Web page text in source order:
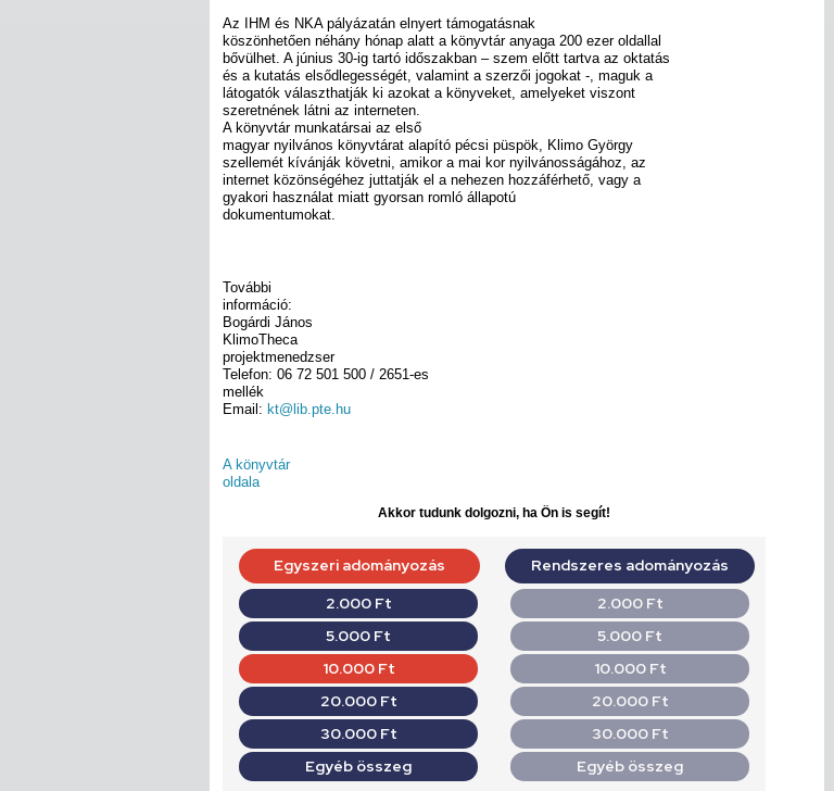
Az IHM és NKA pályázatán elnyert támogatásnak
köszönhetően néhány hónap alatt a könyvtár anyaga 200 ezer oldallal
bővülhet. A június 30-ig tartó időszakban – szem előtt tartva az oktatás
és a kutatás elsődlegességét, valamint a szerzői jogokat -, maguk a
látogatók választhatják ki azokat a könyveket, amelyeket viszont
szeretnének látni az interneten.
A könyvtár munkatársai az első
magyar nyilvános könyvtárat alapító pécsi püspök, Klimo György
szellemét kívánják követni, amikor a mai kor nyilvánosságához, az
internet közönségéhez juttatják el a nehezen hozzáférhető, vagy a
gyakori használat miatt gyorsan romló állapotú
dokumentumokat.
További
információ:
Bogárdi János
KlimoTheca
projektmenedzser
Telefon: 06 72 501 500 / 2651-es
mellék
Email: kt@lib.pte.hu
A könyvtár
oldala
Akkor tudunk dolgozni, ha Ön is segít!